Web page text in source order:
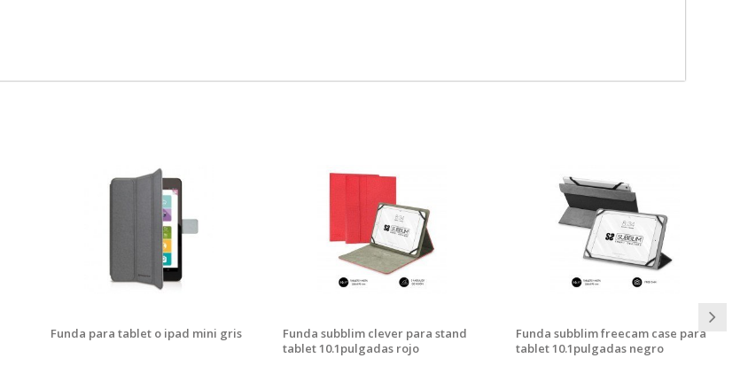
Funda para tablet o ipad mini gris
Funda subblim clever para stand
tablet 10.1pulgadas rojo
Funda subblim freecam case para
tablet 10.1pulgadas negro